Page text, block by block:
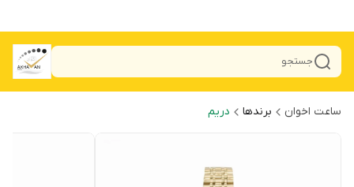
جستجو
ساعت اخوان برندها دریم